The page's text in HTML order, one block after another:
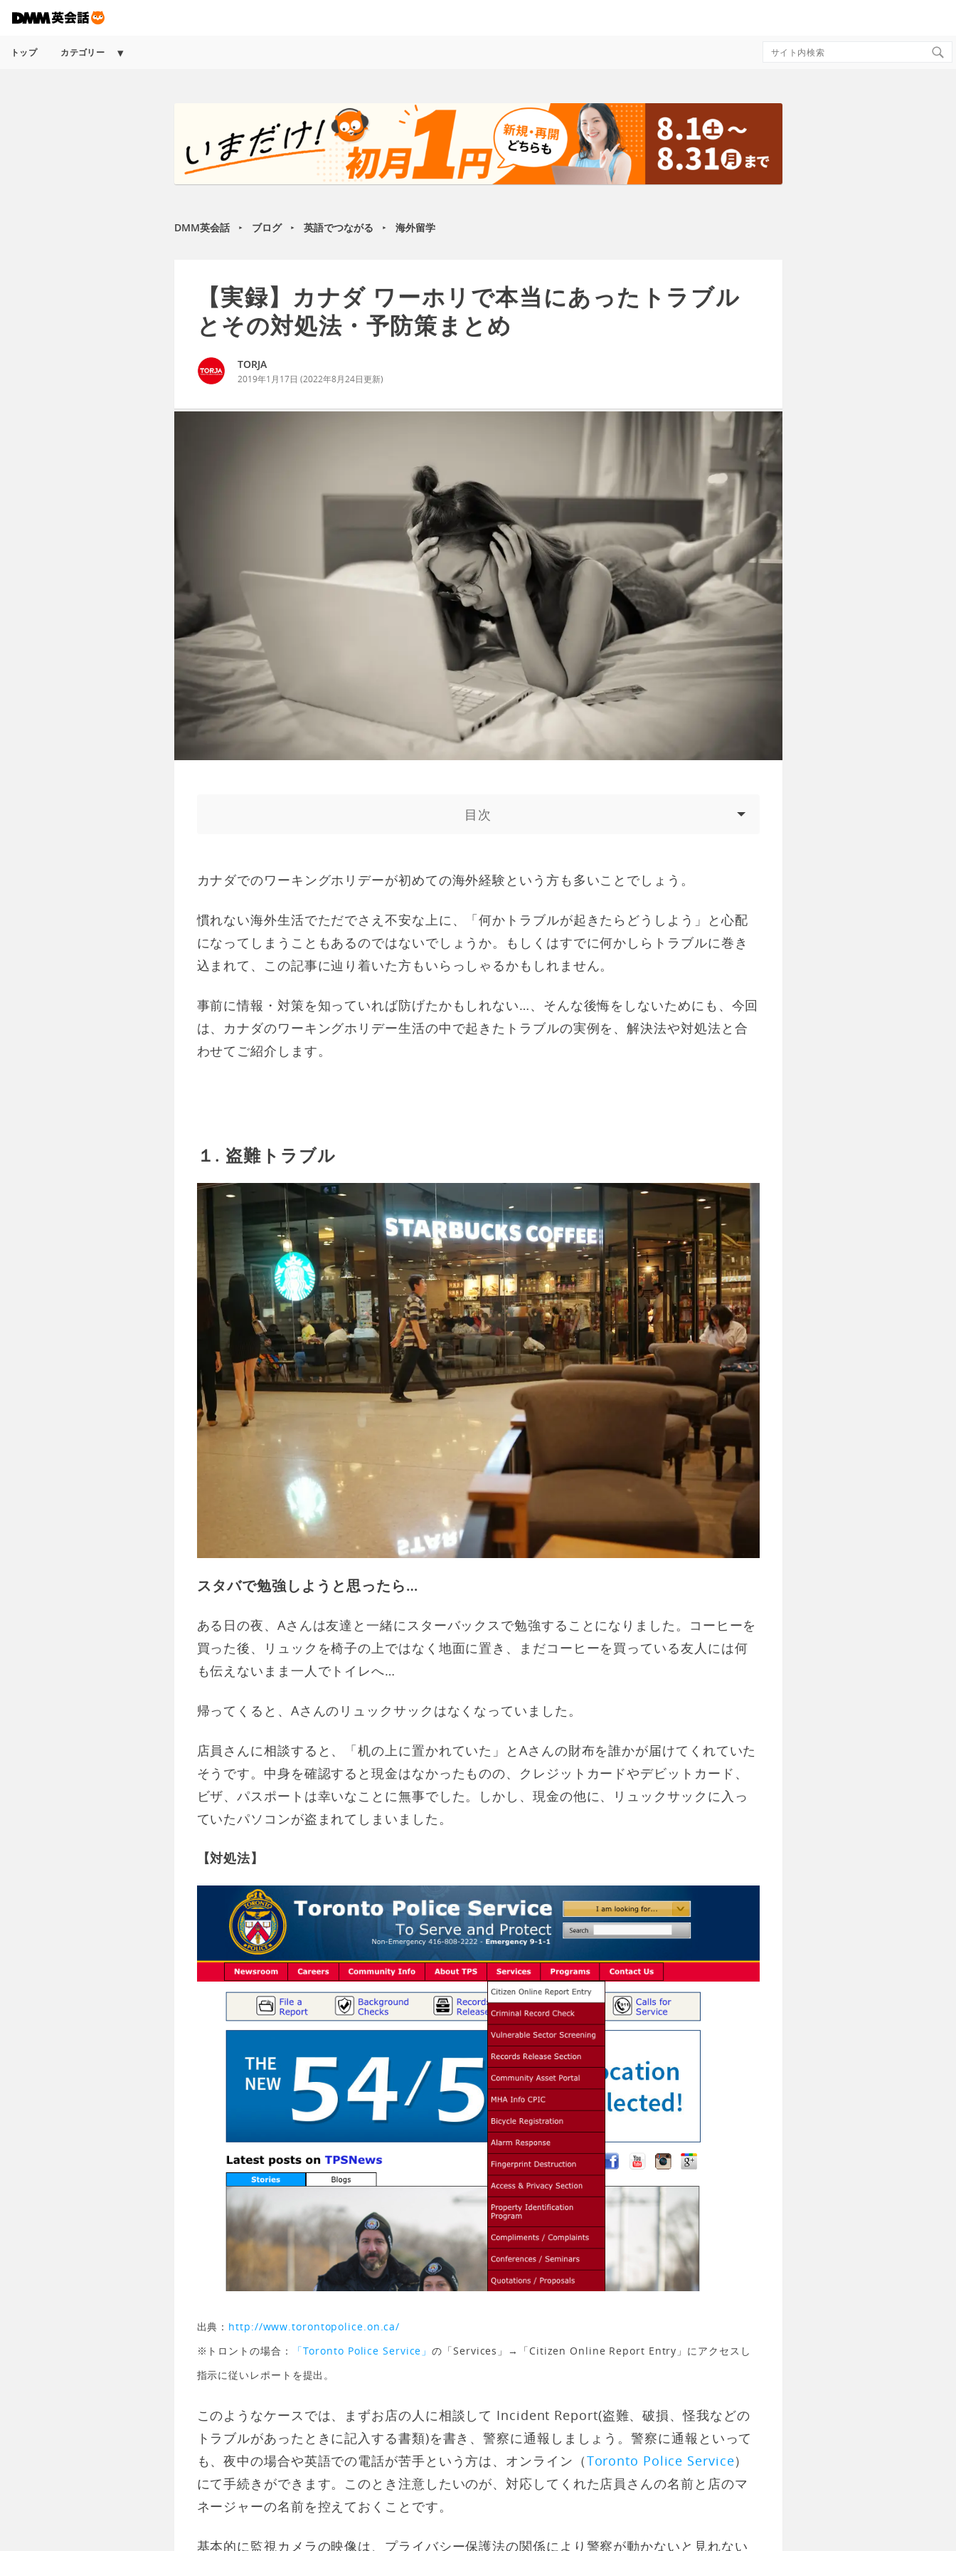
トップ カテゴリー
Search
DMM英会話 ► ブログ ► 英語でつながる ► 海外留学
【実録】カナダ ワーホリで本当にあったトラブル
とその対処法・予防策まとめ
TORJA
2019年1月17日 (2022年8月24日更新)
目次
カナダでのワーキングホリデーが初めての海外経験という方も多いことでしょう。
慣れない海外生活でただでさえ不安な上に、「何かトラブルが起きたらどうしよう」と心配
になってしまうこともあるのではないでしょうか。もしくはすでに何かしらトラブルに巻き
込まれて、この記事に辿り着いた方もいらっしゃるかもしれません。
事前に情報・対策を知っていれば防げたかもしれない…、そんな後悔をしないためにも、今回
は、カナダのワーキングホリデー生活の中で起きたトラブルの実例を、解決法や対処法と合
わせてご紹介します。
１. 盗難トラブル
スタバで勉強しようと思ったら…
ある日の夜、Aさんは友達と一緒にスターバックスで勉強することになりました。コーヒーを
買った後、リュックを椅子の上ではなく地面に置き、まだコーヒーを買っている友人には何
も伝えないまま一人でトイレへ…
帰ってくると、Aさんのリュックサックはなくなっていました。
店員さんに相談すると、「机の上に置かれていた」とAさんの財布を誰かが届けてくれていた
そうです。中身を確認すると現金はなかったものの、クレジットカードやデビットカード、
ビザ、パスポートは幸いなことに無事でした。しかし、現金の他に、リュックサックに入っ
ていたパソコンが盗まれてしまいました。
【対処法】
出典： http://www.torontopolice.on.ca/
※トロントの場合：
「Toronto Police Service」の「Services」→「Citizen Online Report Entry」にアクセスし
指示に従いレポートを提出。
このようなケースでは、まずお店の人に相談して Incident Report(盗難、破損、怪我などの
トラブルがあったときに記入する書類)を書き、警察に通報しましょう。警察に通報といって
も、夜中の場合や英語での電話が苦手という方は、オンライン（Toronto Police Service）
にて手続きができます。このとき注意したいのが、対応してくれた店員さんの名前と店のマ
ネージャーの名前を控えておくことです。
基本的に監視カメラの映像は、プライバシー保護法の関係により警察が動かないと見れない